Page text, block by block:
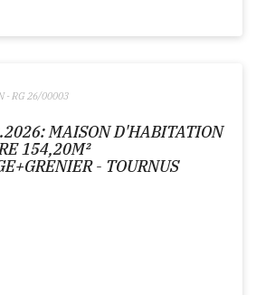
MAISON D'HABITATION
154,20M²
- TOURNUS
- RG 26/00003